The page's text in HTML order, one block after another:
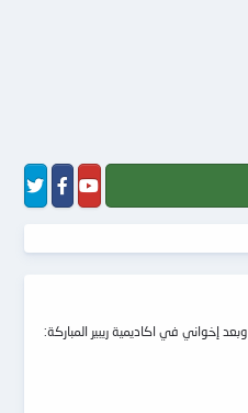
إخواني في اكاديمية ريبير المباركة: